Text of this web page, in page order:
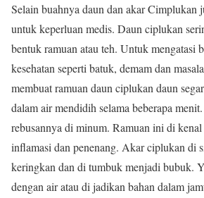
Selain buahnya daun dan akar Cimplukan
untuk keperluan medis. Daun ciplukan
bentuk ramuan atau teh. Untuk mengatasi
kesehatan seperti batuk, demam dan
membuat ramuan daun ciplukan daun
dalam air mendidih selama beberapa
rebusannya di minum. Ramuan ini di
inflamasi dan penenang. Akar ciplukan di
keringkan dan di tumbuk menjadi bubuk.
dengan air atau di jadikan bahan dalam